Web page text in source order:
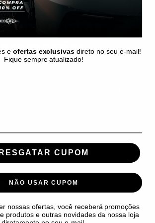
nossas
promoções
se e receba nossas ofertas.
Mad Machines, o paraíso em
e ofertas exclusivas direto no seu e-mail!
Fique sempre atualizado!
RESGATAR CUPOM
NÃO USAR CUPOM
nossas ofertas, você receberá promoções
produtos e outras novidades da nossa loja